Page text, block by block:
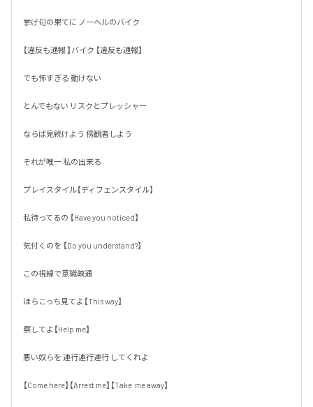
挙げ句の果てに ノーヘルのバイク
【違反も通報 】バイク 【違反も通報】
でも怖すぎる 動けない
とんでもない リスクとプレッシャー
ならば見続けよう 傍観者しよう
それが唯一 私の出来る
プレイスタイル【ディフェンスタイル】
私待ってるの 【Have you noticed】
気付くのを 【Do you understand?】
この視線で意識疎通
ほらこっち見てよ【This way】
察してよ【Help me】
悪い奴らを 連行連行連行 してくれよ
【Come here】【Arrest me】【Take  me away】